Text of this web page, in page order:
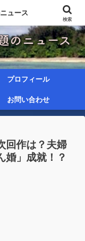
プロフィール
お問い合わせ
回作は？夫婦
婚」成就！？
ュース
検索